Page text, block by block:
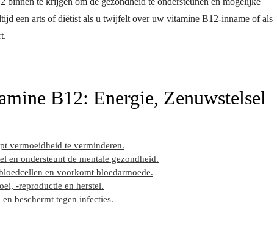
een arts of diëtist als u twijfelt over uw vitamine B12-inname of als
B12: Energie, Zenuwstelsel
vermoeidheid te verminderen.
en ondersteunt de mentale gezondheid.
en voorkomt bloedarmoede.
-reproductie en herstel.
beschermt tegen infecties.